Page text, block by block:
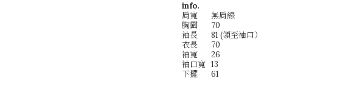
info.
肩寬
無肩線
胸圍
70
袖長
81 (領至袖口）
衣長
70
袖寬
26
袖口寬 13
下擺
61